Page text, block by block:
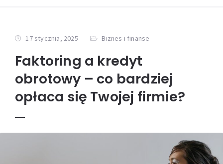
17 stycznia, 2025 Biznes i finanse
Faktoring a kredyt
obrotowy – co bardziej
opłaca się Twojej firmie?